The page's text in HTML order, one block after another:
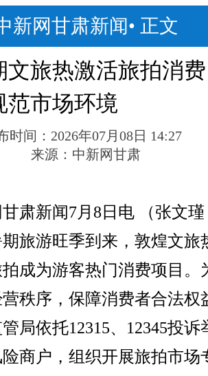
新网甘肃新闻• 正文
文旅热激活旅拍消
范市场环境
时间： 2026年07月08日 14:27
来源： 中新网甘肃
新闻7月8日电 （张文瑾
旅游旺季到来，敦煌文旅
成为游客热门消费项目。
秩序，保障消费者合法权
局依托12315、12345投诉
商户，组织开展旅拍市场